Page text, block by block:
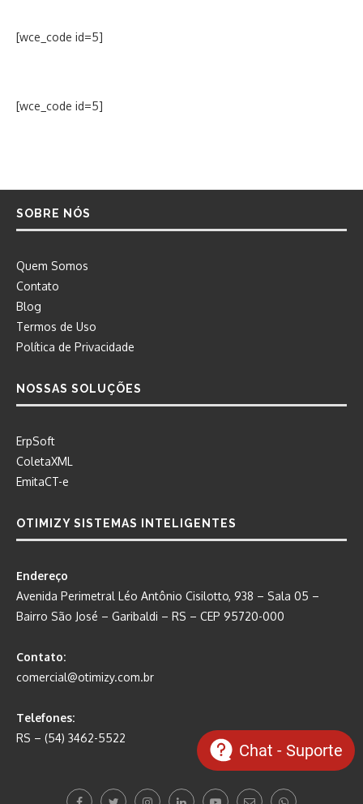
[wce_code id=5]
[wce_code id=5]
SOBRE NÓS
Quem Somos
Contato
Blog
Termos de Uso
Política de Privacidade
NOSSAS SOLUÇÕES
ErpSoft
ColetaXML
EmitaCT-e
OTIMIZY SISTEMAS INTELIGENTES
Endereço
Avenida Perimetral Léo Antônio Cisilotto, 938 – Sala 05 –
Bairro São José – Garibaldi – RS – CEP 95720-000
Contato:
comercial@otimizy.com.br
Telefones:
RS – (54) 3462-5522
Chat - Suporte